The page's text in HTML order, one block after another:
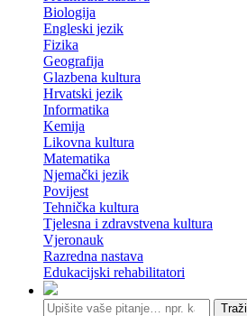
Biologija
Engleski jezik
Fizika
Geografija
Glazbena kultura
Hrvatski jezik
Informatika
Kemija
Likovna kultura
Matematika
Njemački jezik
Povijest
Tehnička kultura
Tjelesna i zdravstvena kultura
Vjeronauk
Razredna nastava
Edukacijski rehabilitatori
Traži